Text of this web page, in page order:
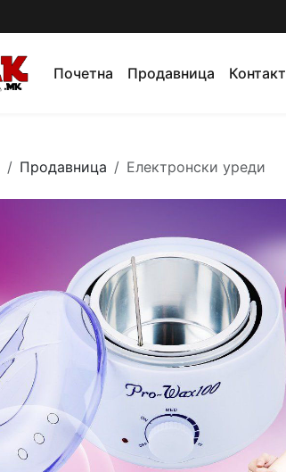
Почетна Продавница Контакт
Продавница Електронски уреди